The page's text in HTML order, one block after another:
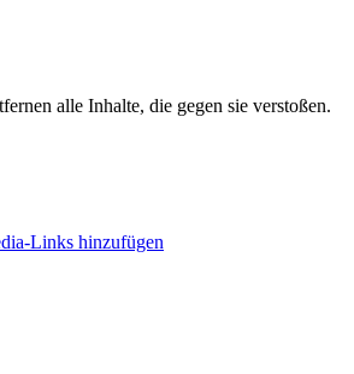
alle Inhalte, die gegen sie verstoßen.
Links hinzufügen